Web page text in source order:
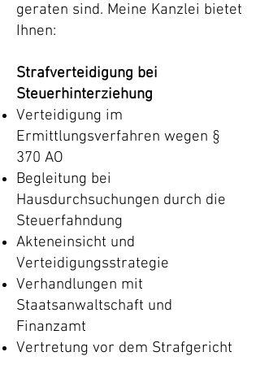
geraten sind. Meine Kanzlei bietet
Ihnen:
Strafverteidigung bei
Steuerhinterziehung
Verteidigung im
Ermittlungsverfahren wegen §
370 AO
Begleitung bei
Hausdurchsuchungen durch die
Steuerfahndung
Akteneinsicht und
Verteidigungsstrategie
Verhandlungen mit
Staatsanwaltschaft und
Finanzamt
Vertretung vor dem Strafgericht